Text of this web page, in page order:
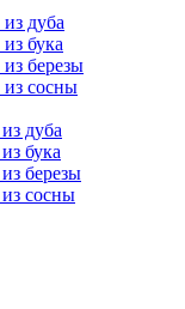
дуба
бука
березы
сосны
дуба
бука
березы
сосны